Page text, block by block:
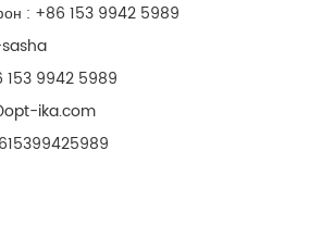
: +86 153 9942 5989
153 9942 5989
ika.com